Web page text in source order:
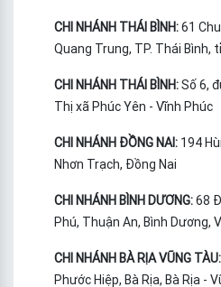
CHI NHÁNH THÁI BÌNH:61
Quang Trung, TP. Thái Bình,
CHI NHÁNH THÁI BÌNH:Số 6,
Thị xã Phúc Yên - Vĩnh Phúc
CHI NHÁNH ĐỒNG NAI: 194
Nhơn Trạch, Đồng Nai
CHI NHÁNH BÌNH DƯƠNG:68
Phú, Thuận An, Bình Dương,
CHI NHÁNH BÀ RỊA VŨNG TÀU:
Phước Hiệp, Bà Rịa, Bà Rịa -